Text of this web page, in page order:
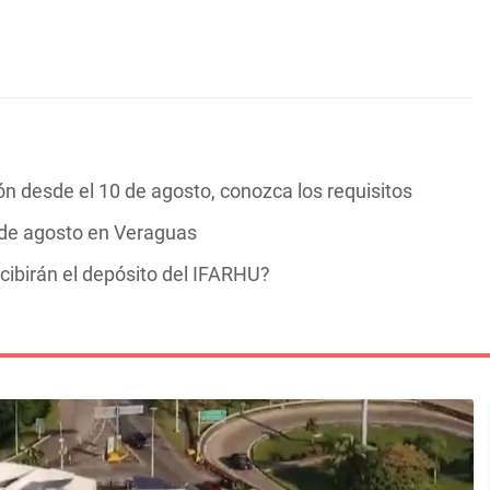
desde el 10 de agosto, conozca los requisitos
agosto en Veraguas
el depósito del IFARHU?